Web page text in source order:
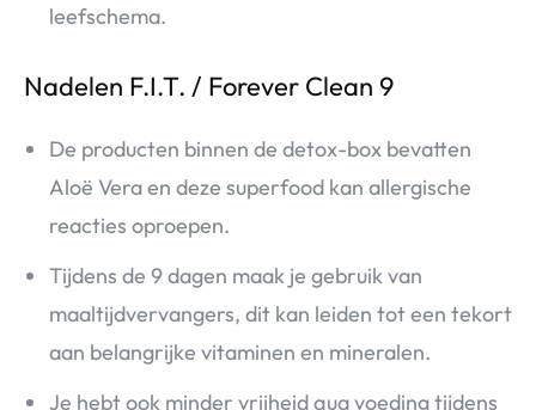
leefschema.
Nadelen F.I.T. / Forever Clean 9
De producten binnen de detox-box bevatten
Aloë Vera en deze superfood kan allergische
reacties oproepen.
Tijdens de 9 dagen maak je gebruik van
maaltijdvervangers, dit kan leiden tot een tekort
aan belangrijke vitaminen en mineralen.
Je hebt ook minder vrijheid qua voeding tijdens